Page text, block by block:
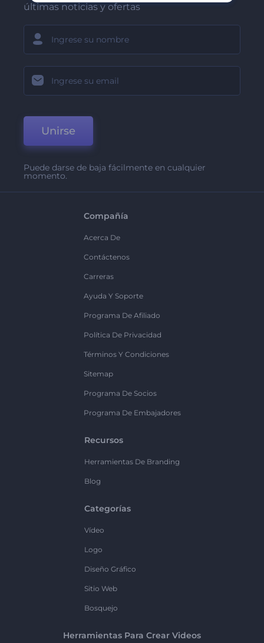
últimas noticias y ofertas
Unirse
Puede darse de baja fácilmente en cualquier
momento.
Compañía
Acerca De
Contáctenos
Carreras
Ayuda Y Soporte
Programa De Afiliado
Política De Privacidad
Términos Y Condiciones
Sitemap
Programa De Socios
Programa De Embajadores
Recursos
Herramientas De Branding
Blog
Categorías
Vídeo
Logo
Diseño Gráfico
Sitio Web
Bosquejo
Herramientas Para Crear Videos